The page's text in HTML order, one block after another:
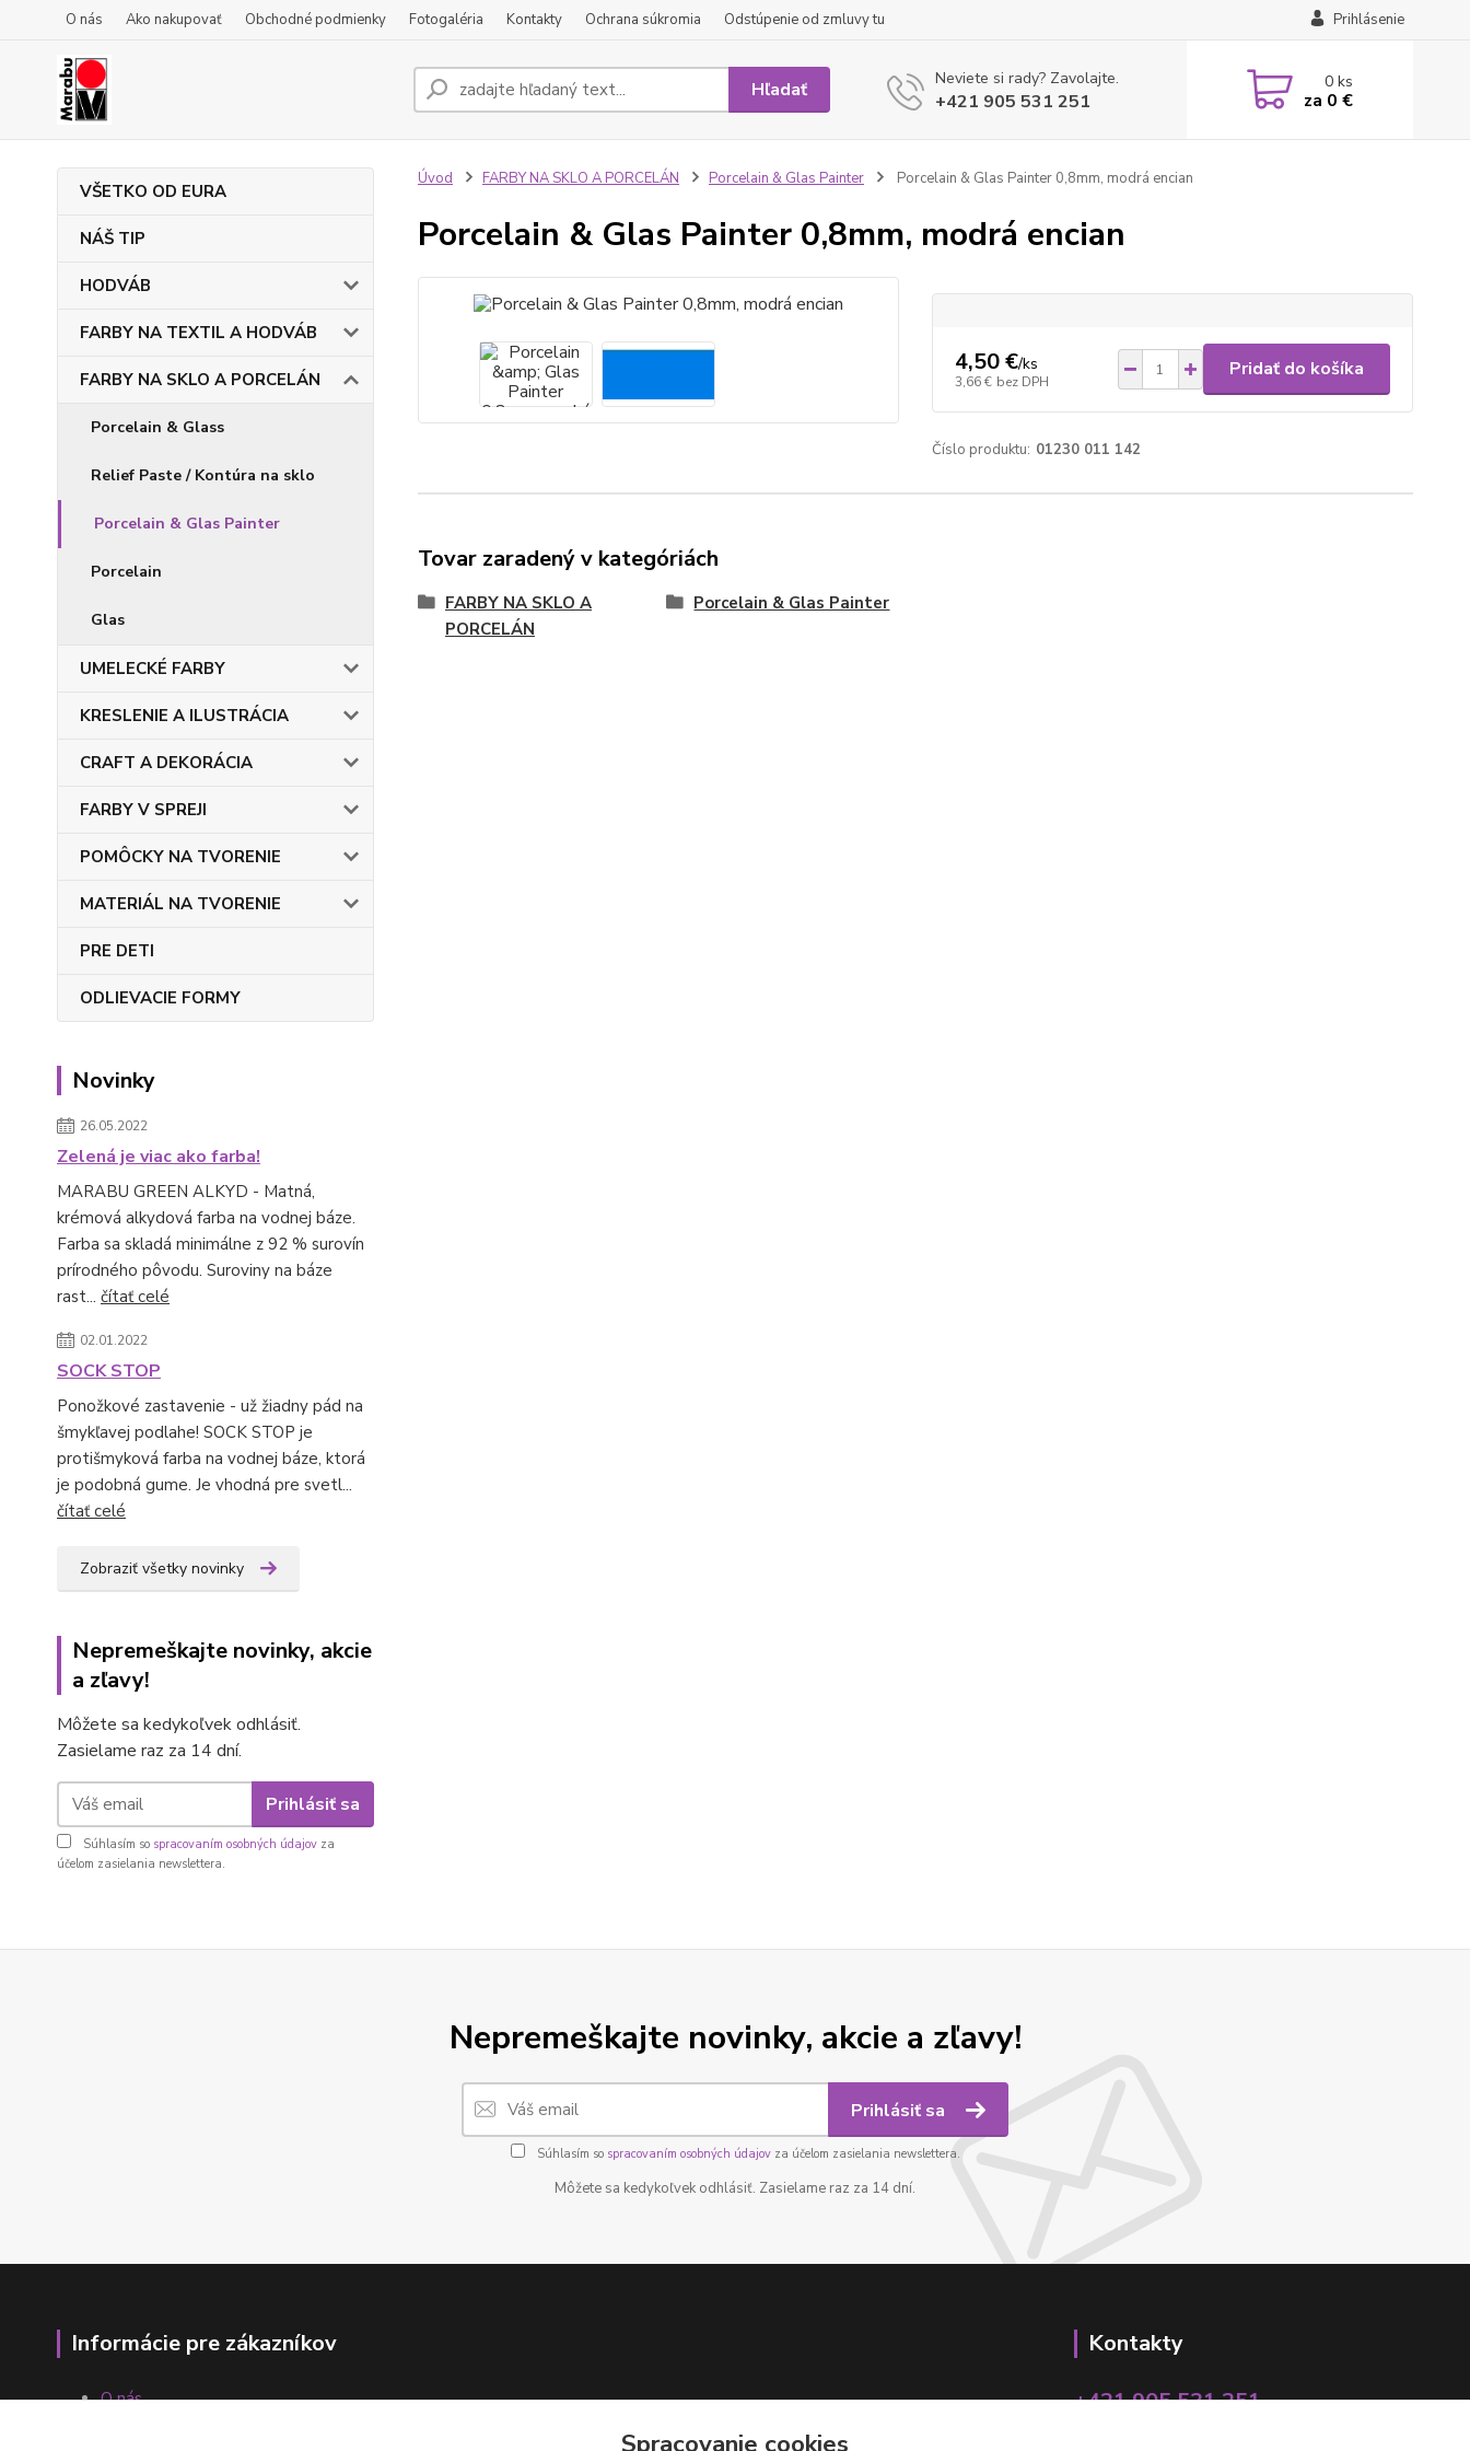
O nás Ako nakupovať Obchodné podmienky Fotogaléria Kontakty Ochrana súkromia Odstúpenie od zmluvy tu Prihlásenie
Hľadať Neviete si rady? Zavolajte.
+421 905 531 251
0ks
za 0 €
VŠETKO OD EURA
NÁŠ TIP
HODVÁB
FARBY NA TEXTIL A HODVÁB
FARBY NA SKLO A PORCELÁN
Porcelain & Glass
Relief Paste / Kontúra na sklo
Porcelain & Glas Painter
Porcelain
Glas
UMELECKÉ FARBY
KRESLENIE A ILUSTRÁCIA
CRAFT A DEKORÁCIA
FARBY V SPREJI
POMÔCKY NA TVORENIE
MATERIÁL NA TVORENIE
PRE DETI
ODLIEVACIE FORMY
Novinky
26.05.2022
Zelená je viac ako farba!
MARABU GREEN ALKYD - Matná,
krémová alkydová farba na vodnej báze.
Farba sa skladá minimálne z 92 % surovín
prírodného pôvodu. Suroviny na báze
rast... čítať celé
02.01.2022
SOCK STOP
Ponožkové zastavenie - už žiadny pád na
šmykľavej podlahe! SOCK STOP je
protišmyková farba na vodnej báze, ktorá
je podobná gume. Je vhodná pre svetl...
čítať celé
Zobraziť všetky novinky
Nepremeškajte novinky, akcie
a zľavy!
Môžete sa kedykoľvek odhlásiť.
Zasielame raz za 14 dní.
Prihlásiť sa
Súhlasím so spracovaním osobných údajov za
účelom zasielania newslettera.
Úvod FARBY NA SKLO A PORCELÁN Porcelain & Glas Painter Porcelain & Glas Painter 0,8mm, modrá encian
Porcelain & Glas Painter 0,8mm, modrá encian
4,50 €/ks
3,66 € bez DPH
Pridať do košíka
Číslo produktu: 01230 011 142
Tovar zaradený v kategóriách
FARBY NA SKLO A
PORCELÁN
Porcelain & Glas Painter
Nepremeškajte novinky, akcie a zľavy!
Prihlásiť sa
Súhlasím so spracovaním osobných údajovza účelom zasielania newslettera.
Môžete sa kedykoľvek odhlásiť. Zasielame raz za 14 dní.
Informácie pre zákazníkov
O nás
Kontakty
+421 905 531 251
Spracovanie cookies